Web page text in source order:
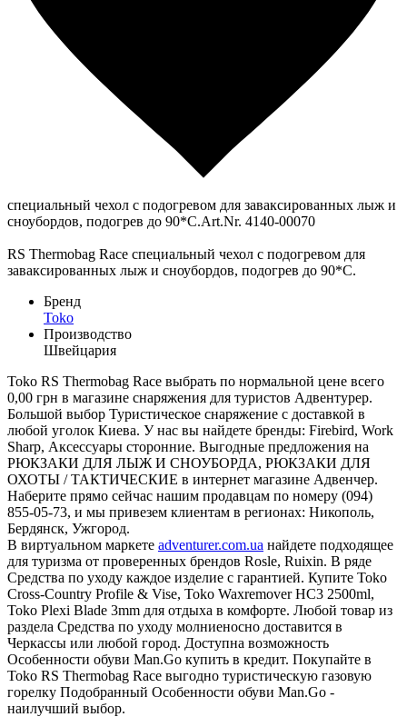
специальный чехол с подогревом для заваксированных лыж и
сноубордов, подогрев до 90*С.Art.Nr. 4140-00070
RS Thermobag Race специальный чехол с подогревом для
заваксированных лыж и сноубордов, подогрев до 90*С.
Бренд
Toko
Производство
Швейцария
Toko RS Thermobag Race выбрать по нормальной цене всего
0,00 грн в магазине снаряжения для туристов Адвентурер.
Большой выбор Туристическое снаряжение с доставкой в
любой уголок Киева. У нас вы найдете бренды: Firebird, Work
Sharp, Аксессуары сторонние. Выгодные предложения на
РЮКЗАКИ ДЛЯ ЛЫЖ И СНОУБОРДА, РЮКЗАКИ ДЛЯ
ОХОТЫ / ТАКТИЧЕСКИЕ в интернет магазине Адвенчер.
Наберите прямо сейчас нашим продавцам по номеру (094)
855-05-73, и мы привезем клиентам в регионах: Никополь,
Бердянск, Ужгород.
В виртуальном маркете adventurer.com.ua найдете подходящее
для туризма от проверенных брендов Rosle, Ruixin. В ряде
Средства по уходу каждое изделие с гарантией. Купите Toko
Cross-Country Profile & Vise, Toko Waxremover HC3 2500ml,
Toko Plexi Blade 3mm для отдыха в комфорте. Любой товар из
раздела Средства по уходу молниеносно доставится в
Черкассы или любой город. Доступна возможность
Особенности обуви Man.Go купить в кредит. Покупайте в
Toko RS Thermobag Race выгодно туристическую газовую
горелку Подобранный Особенности обуви Man.Go -
наилучший выбор.